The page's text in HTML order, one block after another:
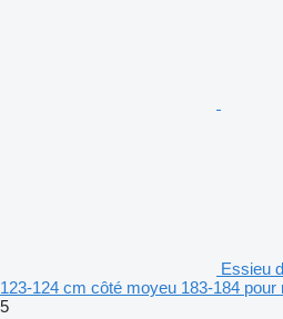
Essieu
123-124 cm côté moyeu 183-184 pour
5